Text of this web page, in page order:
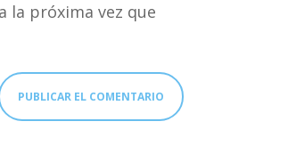
la próxima vez que